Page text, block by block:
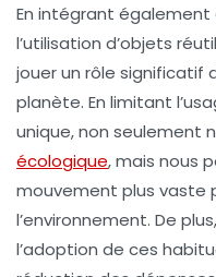
En intégrant
l’utilisation d’objets
jouer un rôle significatif
planète. En limitant
unique, non seulement
écologique, mais nous
mouvement plus vaste
l’environnement. De
l’adoption de ces